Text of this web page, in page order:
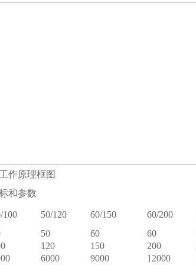
工作原理框图
和参数
100 50/120 60/150 60/200
50 60 60
120 150 200
6000 9000 12000